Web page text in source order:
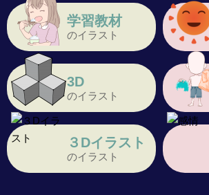
学習教材
のイラスト
3D
のイラスト
３Dイラスト
のイラスト